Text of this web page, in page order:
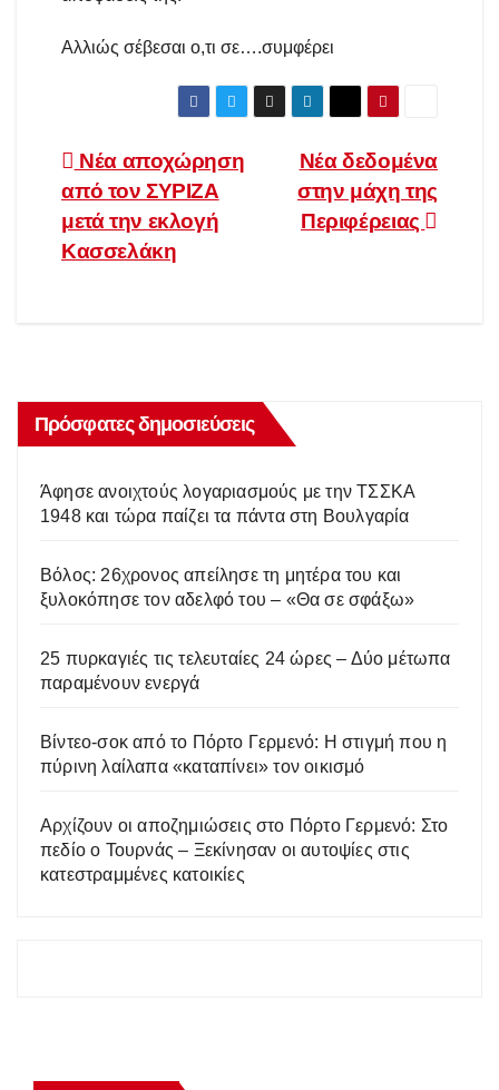
Αλλιώς σέβεσαι ο,τι σε….συμφέρει
Πλοήγηση
άρθρων
Νέα δεδομένα
στην μάχη της
Περιφέρειας
Νέα αποχώρηση
από τον ΣΥΡΙΖΑ
μετά την εκλογή
Κασσελάκη
Πρόσφατες δημοσιεύσεις
Άφησε ανοιχτούς λογαριασμούς με την ΤΣΣΚΑ
1948 και τώρα παίζει τα πάντα στη Βουλγαρία
Βόλος: 26χρονος απείλησε τη μητέρα του και
ξυλοκόπησε τον αδελφό του – «Θα σε σφάξω»
25 πυρκαγιές τις τελευταίες 24 ώρες – Δύο μέτωπα
παραμένουν ενεργά
Βίντεο-σοκ από το Πόρτο Γερμενό: Η στιγμή που η
πύρινη λαίλαπα «καταπίνει» τον οικισμό
Αρχίζουν οι αποζημιώσεις στο Πόρτο Γερμενό: Στο
πεδίο ο Τουρνάς – Ξεκίνησαν οι αυτοψίες στις
κατεστραμμένες κατοικίες